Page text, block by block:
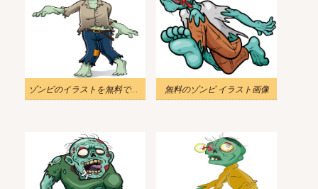
ゾンビのイラストを無料でダウンロード 無料のゾンビ イラスト画像